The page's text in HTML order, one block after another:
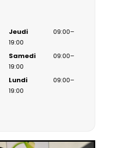
Jeudi
09:00–
19:00
Samedi
09:00–
19:00
Lundi
09:00–
19:00